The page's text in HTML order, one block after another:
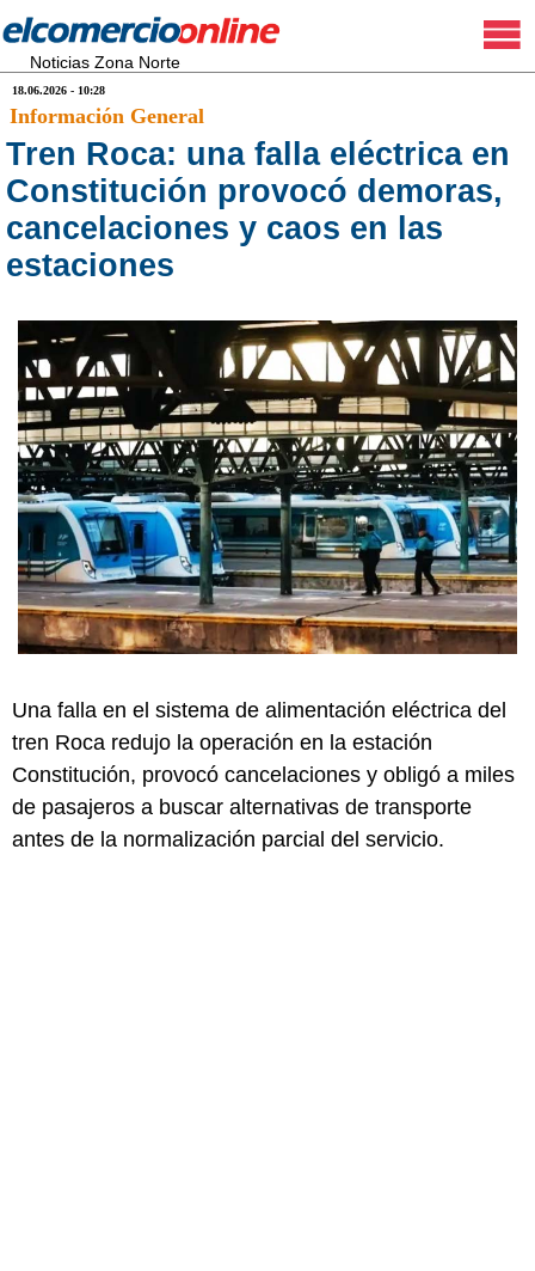
Noticias Zona Norte
18.06.2026 - 10:28
Información General
Tren Roca: una falla eléctrica en
Constitución provocó demoras,
cancelaciones y caos en las
estaciones
Una falla en el sistema de alimentación eléctrica del
tren Roca redujo la operación en la estación
Constitución, provocó cancelaciones y obligó a miles
de pasajeros a buscar alternativas de transporte
antes de la normalización parcial del servicio.